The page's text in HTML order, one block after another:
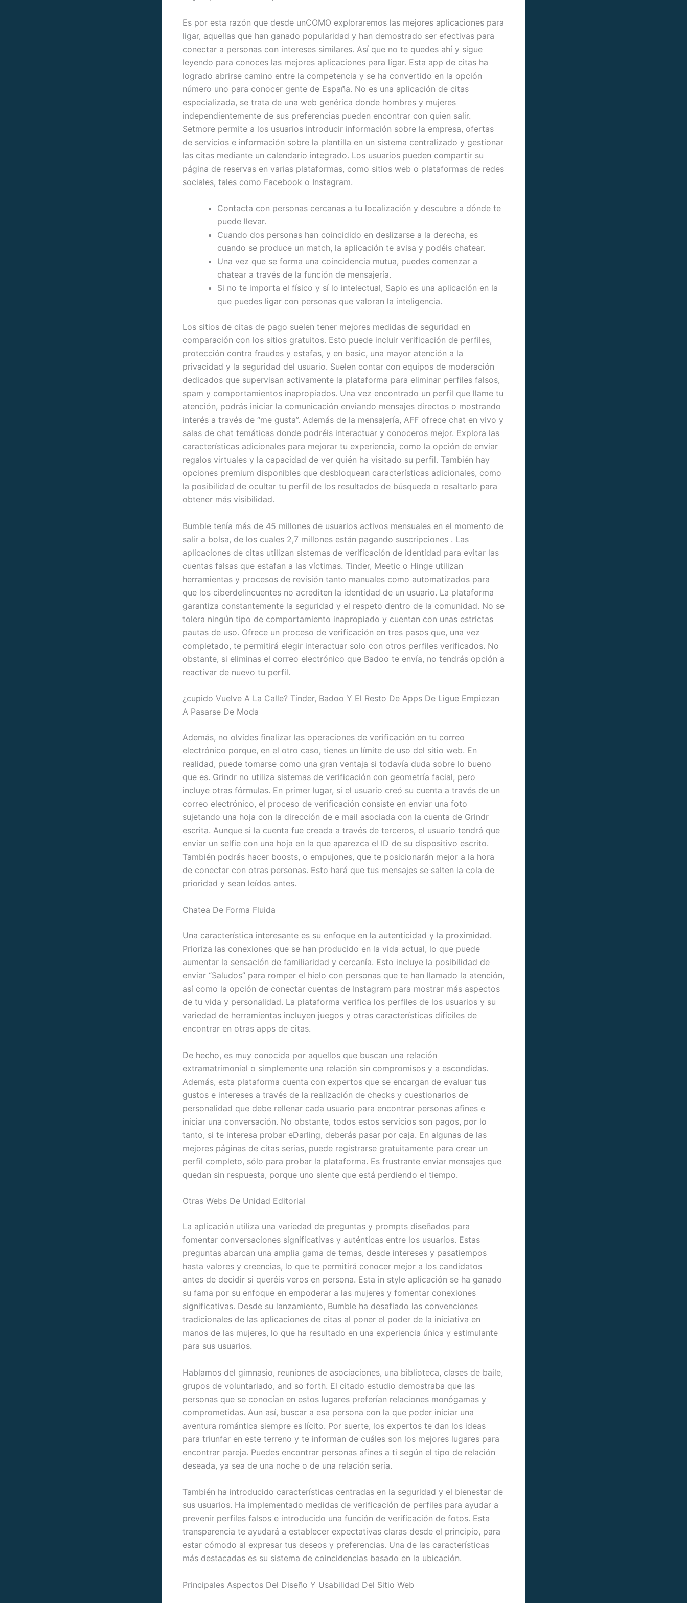
Es por esta razón que desde unCOMO exploraremos las mejores aplicaciones para
ligar, aquellas que han ganado popularidad y han demostrado ser efectivas para
conectar a personas con intereses similares. Así que no te quedes ahí y sigue
leyendo para conoces las mejores aplicaciones para ligar. Esta app de citas ha
logrado abrirse camino entre la competencia y se ha convertido en la opción
número uno para conocer gente de España. No es una aplicación de citas
especializada, se trata de una web genérica donde hombres y mujeres
independientemente de sus preferencias pueden encontrar con quien salir.
Setmore permite a los usuarios introducir información sobre la empresa, ofertas
de servicios e información sobre la plantilla en un sistema centralizado y gestionar
las citas mediante un calendario integrado. Los usuarios pueden compartir su
página de reservas en varias plataformas, como sitios web o plataformas de redes
sociales, tales como Facebook o Instagram.
Contacta con personas cercanas a tu localización y descubre a dónde te
puede llevar.
Cuando dos personas han coincidido en deslizarse a la derecha, es
cuando se produce un match, la aplicación te avisa y podéis chatear.
Una vez que se forma una coincidencia mutua, puedes comenzar a
chatear a través de la función de mensajería.
Si no te importa el físico y sí lo intelectual, Sapio es una aplicación en la
que puedes ligar con personas que valoran la inteligencia.
Los sitios de citas de pago suelen tener mejores medidas de seguridad en
comparación con los sitios gratuitos. Esto puede incluir verificación de perfiles,
protección contra fraudes y estafas, y en basic, una mayor atención a la
privacidad y la seguridad del usuario. Suelen contar con equipos de moderación
dedicados que supervisan activamente la plataforma para eliminar perfiles falsos,
spam y comportamientos inapropiados. Una vez encontrado un perfil que llame tu
atención, podrás iniciar la comunicación enviando mensajes directos o mostrando
interés a través de “me gusta”. Además de la mensajería, AFF ofrece chat en vivo y
salas de chat temáticas donde podréis interactuar y conoceros mejor. Explora las
características adicionales para mejorar tu experiencia, como la opción de enviar
regalos virtuales y la capacidad de ver quién ha visitado su perfil. También hay
opciones premium disponibles que desbloquean características adicionales, como
la posibilidad de ocultar tu perfil de los resultados de búsqueda o resaltarlo para
obtener más visibilidad.
Bumble tenía más de 45 millones de usuarios activos mensuales en el momento de
salir a bolsa, de los cuales 2,7 millones están pagando suscripciones . Las
aplicaciones de citas utilizan sistemas de verificación de identidad para evitar las
cuentas falsas que estafan a las víctimas. Tinder, Meetic o Hinge utilizan
herramientas y procesos de revisión tanto manuales como automatizados para
que los ciberdelincuentes no acrediten la identidad de un usuario. La plataforma
garantiza constantemente la seguridad y el respeto dentro de la comunidad. No se
tolera ningún tipo de comportamiento inapropiado y cuentan con unas estrictas
pautas de uso. Ofrece un proceso de verificación en tres pasos que, una vez
completado, te permitirá elegir interactuar solo con otros perfiles verificados. No
obstante, si eliminas el correo electrónico que Badoo te envía, no tendrás opción a
reactivar de nuevo tu perfil.
¿cupido Vuelve A La Calle? Tinder, Badoo Y El Resto De Apps De Ligue Empiezan
A Pasarse De Moda
Además, no olvides finalizar las operaciones de verificación en tu correo
electrónico porque, en el otro caso, tienes un límite de uso del sitio web. En
realidad, puede tomarse como una gran ventaja si todavía duda sobre lo bueno
que es. Grindr no utiliza sistemas de verificación con geometría facial, pero
incluye otras fórmulas. En primer lugar, si el usuario creó su cuenta a través de un
correo electrónico, el proceso de verificación consiste en enviar una foto
sujetando una hoja con la dirección de e mail asociada con la cuenta de Grindr
escrita. Aunque si la cuenta fue creada a través de terceros, el usuario tendrá que
enviar un selfie con una hoja en la que aparezca el ID de su dispositivo escrito.
También podrás hacer boosts, o empujones, que te posicionarán mejor a la hora
de conectar con otras personas. Esto hará que tus mensajes se salten la cola de
prioridad y sean leídos antes.
Chatea De Forma Fluida
Una característica interesante es su enfoque en la autenticidad y la proximidad.
Prioriza las conexiones que se han producido en la vida actual, lo que puede
aumentar la sensación de familiaridad y cercanía. Esto incluye la posibilidad de
enviar “Saludos” para romper el hielo con personas que te han llamado la atención,
así como la opción de conectar cuentas de Instagram para mostrar más aspectos
de tu vida y personalidad. La plataforma verifica los perfiles de los usuarios y su
variedad de herramientas incluyen juegos y otras características difíciles de
encontrar en otras apps de citas.
De hecho, es muy conocida por aquellos que buscan una relación
extramatrimonial o simplemente una relación sin compromisos y a escondidas.
Además, esta plataforma cuenta con expertos que se encargan de evaluar tus
gustos e intereses a través de la realización de checks y cuestionarios de
personalidad que debe rellenar cada usuario para encontrar personas afines e
iniciar una conversación. No obstante, todos estos servicios son pagos, por lo
tanto, si te interesa probar eDarling, deberás pasar por caja. En algunas de las
mejores páginas de citas serias, puede registrarse gratuitamente para crear un
perfil completo, sólo para probar la plataforma. Es frustrante enviar mensajes que
quedan sin respuesta, porque uno siente que está perdiendo el tiempo.
Otras Webs De Unidad Editorial
La aplicación utiliza una variedad de preguntas y prompts diseñados para
fomentar conversaciones significativas y auténticas entre los usuarios. Estas
preguntas abarcan una amplia gama de temas, desde intereses y pasatiempos
hasta valores y creencias, lo que te permitirá conocer mejor a los candidatos
antes de decidir si queréis veros en persona. Esta in style aplicación se ha ganado
su fama por su enfoque en empoderar a las mujeres y fomentar conexiones
significativas. Desde su lanzamiento, Bumble ha desafiado las convenciones
tradicionales de las aplicaciones de citas al poner el poder de la iniciativa en
manos de las mujeres, lo que ha resultado en una experiencia única y estimulante
para sus usuarios.
Hablamos del gimnasio, reuniones de asociaciones, una biblioteca, clases de baile,
grupos de voluntariado, and so forth. El citado estudio demostraba que las
personas que se conocían en estos lugares preferían relaciones monógamas y
comprometidas. Aun así, buscar a esa persona con la que poder iniciar una
aventura romántica siempre es lícito. Por suerte, los expertos te dan los ideas
para triunfar en este terreno y te informan de cuáles son los mejores lugares para
encontrar pareja. Puedes encontrar personas afines a ti según el tipo de relación
deseada, ya sea de una noche o de una relación seria.
También ha introducido características centradas en la seguridad y el bienestar de
sus usuarios. Ha implementado medidas de verificación de perfiles para ayudar a
prevenir perfiles falsos e introducido una función de verificación de fotos. Esta
transparencia te ayudará a establecer expectativas claras desde el principio, para
estar cómodo al expresar tus deseos y preferencias. Una de las características
más destacadas es su sistema de coincidencias basado en la ubicación.
Principales Aspectos Del Diseño Y Usabilidad Del Sitio Web